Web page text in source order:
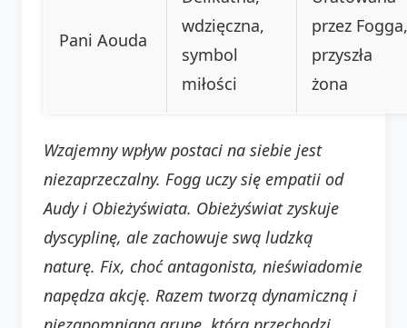
Pani Aouda
wdzięczna,
symbol
miłości
przez Fogga,
przyszła
żona
Wzajemny wpływ postaci na siebie jest
niezaprzeczalny. Fogg uczy się empatii od
Audy i Obieżyświata. Obieżyświat zyskuje
dyscyplinę, ale zachowuje swą ludzką
naturę. Fix, choć antagonista, nieświadomie
napędza akcję. Razem tworzą dynamiczną i